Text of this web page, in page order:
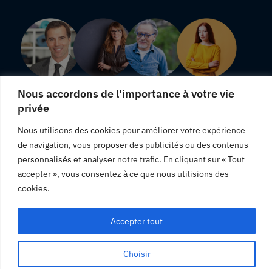
Nous accordons de l'importance à votre vie
privée
Nous utilisons des cookies pour améliorer votre expérience
de navigation, vous proposer des publicités ou des contenus
personnalisés et analyser notre trafic. En cliquant sur « Tout
accepter », vous consentez à ce que nous utilisions des
cookies.
Choisir
Accepter tout
"Produits totalement conformes à leurs descriptions."
"Satisfaite des produits que j'ai commandé, je vous
recommande."
© Panier Linge.2023. Tous droit réservé.